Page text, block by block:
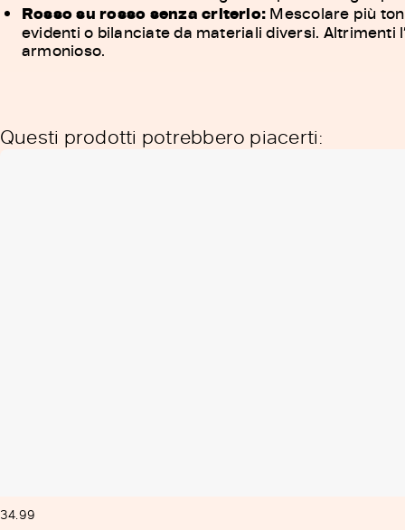
Rosso su rosso senza criterio: Mescolare più
evidenti o bilanciate da materiali diversi.
armonioso.
Questi prodotti potrebbero piacerti:
34.99